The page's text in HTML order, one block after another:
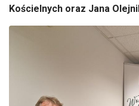
Kościelnych oraz Jana